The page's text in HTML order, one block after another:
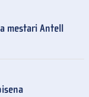
mestari Antell